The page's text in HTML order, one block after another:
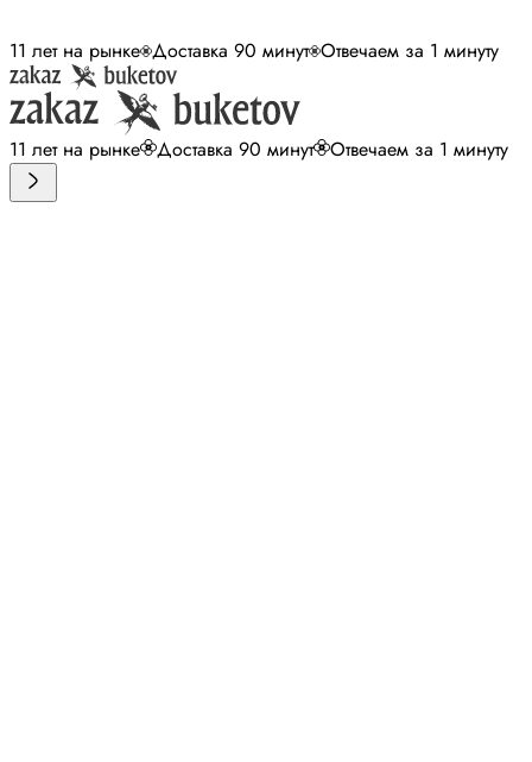
11 лет на рынке Доставка 90 минут Отвечаем за 1 минуту
11 лет на рынке Доставка 90 минут Отвечаем за 1 минуту